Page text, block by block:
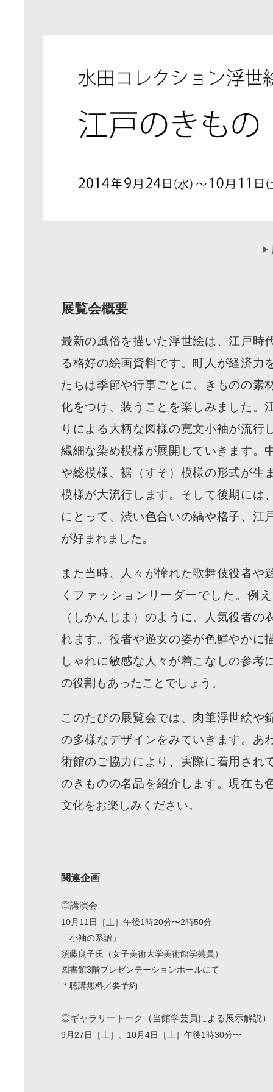
展覧会概要
最新の風俗を描いた浮世絵は、江戸時
る格好の絵画資料です。町人が経済力
たちは季節や行事ごとに、きものの素
化をつけ、装うことを楽しみました。
りによる大柄な図様の寛文小袖が流行
繊細な染め模様が展開していきます。
や総模様、裾（すそ）模様の形式が生
模様が大流行します。そして後期には
にとって、渋い色合いの縞や格子、江
が好まれました。
また当時、人々が憧れた歌舞伎役者や
くファッションリーダーでした。例
（しかんじま）のように、人気役者の
れます。役者や遊女の姿が色鮮やかに
しゃれに敏感な人々が着こなしの参考
の役割もあったことでしょう。
このたびの展覧会では、肉筆浮世絵や
の多様なデザインをみていきます。あ
術館のご協力により、実際に着用され
のきものの名品を紹介します。現在も
文化をお楽しみください。
関連企画
◎講演会
10月11日［土］午後1時20分〜2時50分
「小袖の系譜」
須藤良子氏（女子美術大学美術館学芸員）
図書館3階プレゼンテーションホールにて
＊聴講無料／要予約
◎ギャラリートーク（当館学芸員による展示解説）
9月27日［土］、10月4日［土］午後1時30分〜